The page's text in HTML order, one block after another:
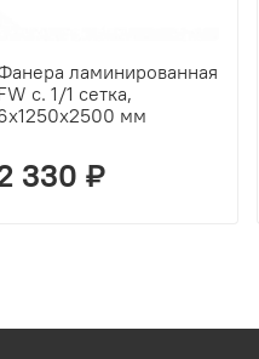
ламинированная
с. 1/1 сетка,
мм
330 ₽